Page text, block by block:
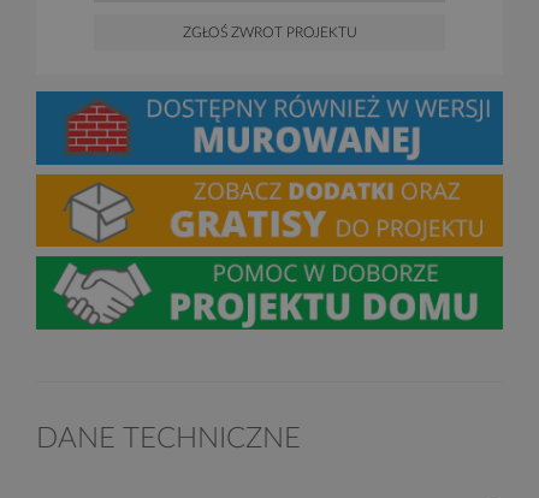
ZGŁOŚ ZWROT PROJEKTU
DANE TECHNICZNE